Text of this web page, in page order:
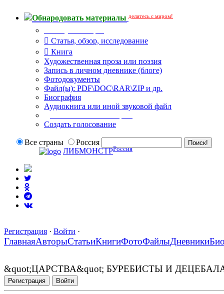
Обнародовать материалы делитесь с миром!
Статья, обзор, исследование
Книга
Художественная проза или поэзия
Запись в личном дневнике (блоге)
Фотодокументы
Файл(ы): PDF\DOC\RAR\ZIP и др.
Биография
Аудиокнига или иной звуковой файл
Создать голосование
Все страны
Россия
ЛИБМОНСТРРоссия
Регистрация · Войти ·
ГлавнаяАвторыСтатьиКнигиФотоФайлыДневники
&quot;ЦАРСТВА&quot; БУРЕБИСТЫ И
Регистрация Войти